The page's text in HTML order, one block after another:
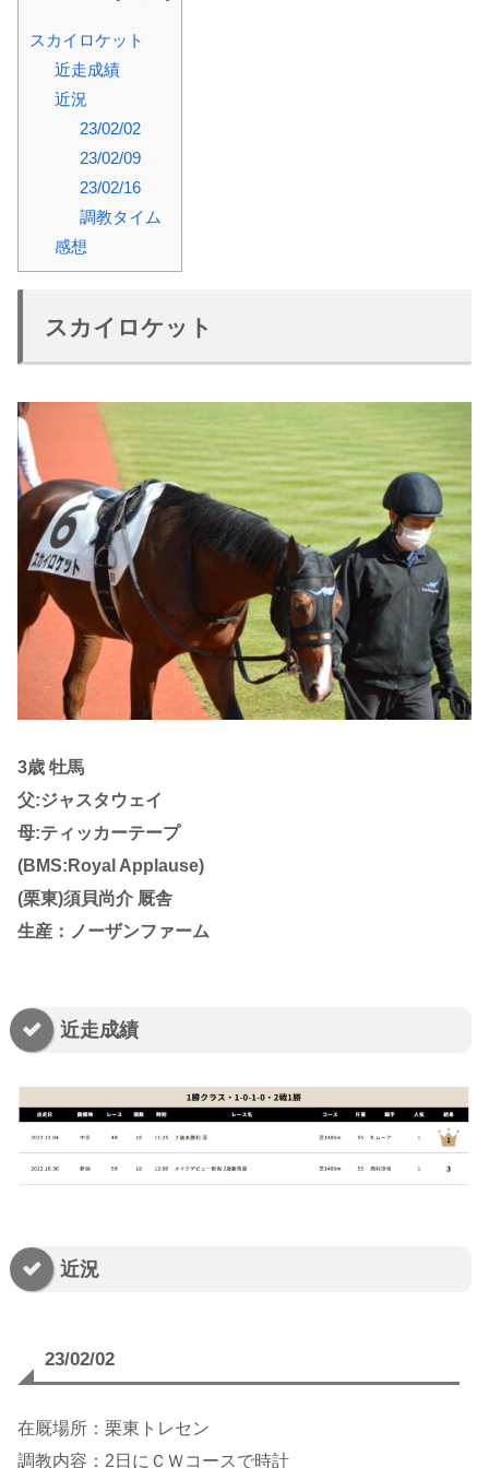
スカイロケット
近走成績
近況
23/02/02
23/02/09
23/02/16
調教タイム
感想
スカイロケット
3歳 牡馬
父:ジャスタウェイ
母:ティッカーテープ
(BMS:Royal Applause)
(栗東)須貝尚介 厩舎
生産：ノーザンファーム
近走成績
近況
23/02/02
在厩場所：栗東トレセン
調教内容：2日にＣＷコースで時計